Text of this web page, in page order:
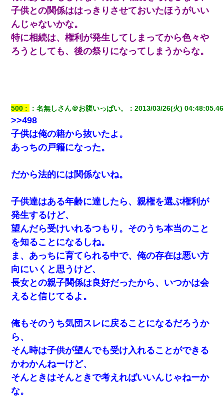
子供との関係ははっきりさせておいたほうがいい
んじゃないかな。
特に相続は、権利が発生してしまってから色々や
ろうとしても、後の祭りになってしまうからな。
500 ：名無しさん＠お腹いっぱい。 ：2013/03/26(火)
>>498
子供は俺の籍から抜いたよ。
あっちの戸籍になった。
だから法的には関係ないね。
子供達はある年齢に達したら、親権を選ぶ権利が
発生するけど、
望んだら受けいれるつもり。そのうち本当のこと
を知ることになるしね。
ま、あっちに育てられる中で、俺の存在は悪い方
向にいくと思うけど、
長女との親子関係は良好だったから、いつかは会
えると信じてるよ。
俺もそのうち気団スレに戻ることになるだろうか
ら、
そん時は子供が望んでも受け入れることができる
かわかんねーけど、
そんときはそんときで考えればいいんじゃねーか
な。